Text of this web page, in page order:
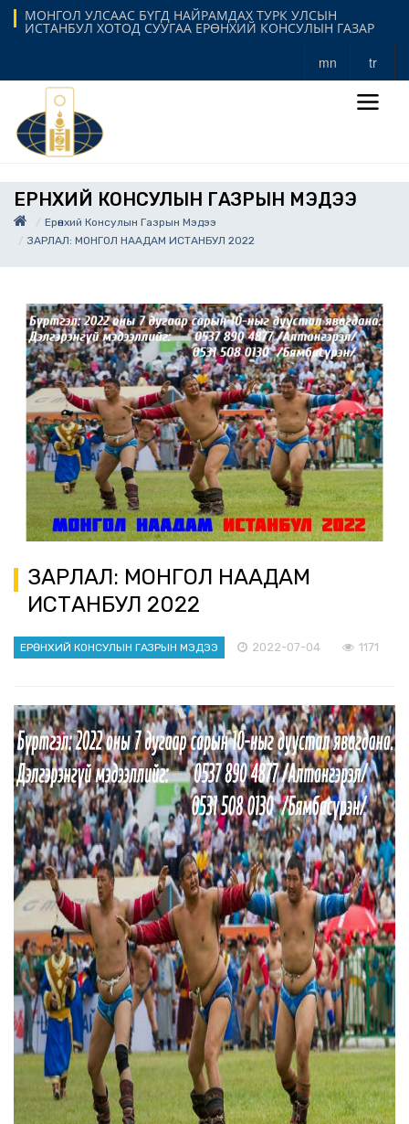
МОНГОЛ УЛСААС БҮГД НАЙРАМДАХ ТУРК УЛСЫН
ИСТАНБУЛ ХОТОД СУУГАА ЕРӨНХИЙ КОНСУЛЫН ГАЗАР
mn tr
ЕРӨНХИЙ КОНСУЛЫН ГАЗРЫН МЭДЭЭ
Ерөнхий Консулын Газрын Мэдээ
ЗАРЛАЛ: МОНГОЛ НААДАМ ИСТАНБУЛ 2022
ЗАРЛАЛ: МОНГОЛ НААДАМ
ИСТАНБУЛ 2022
ЕРӨНХИЙ КОНСУЛЫН ГАЗРЫН МЭДЭЭ 2022-07-04 1171